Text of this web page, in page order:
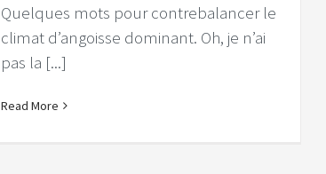
Quelques mots pour contrebalancer le
climat d’angoisse dominant. Oh, je n’ai
pas la [...]
Read More